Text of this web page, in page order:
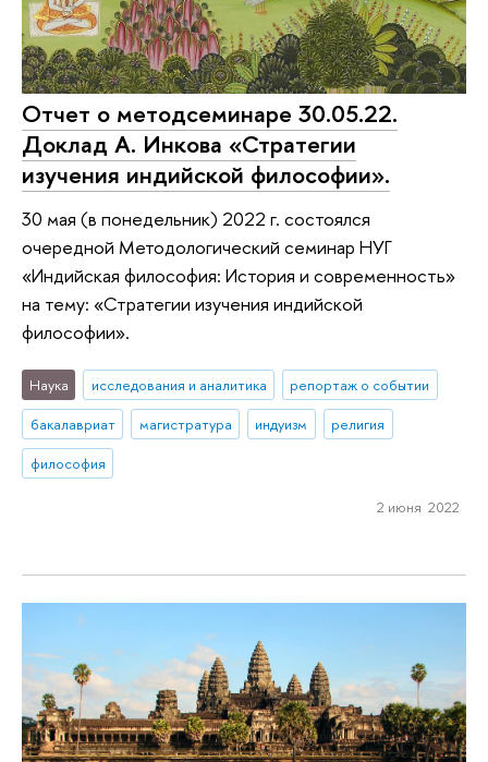
Отчет о методсеминаре 30.05.22.
Доклад А. Инкова «Стратегии
изучения индийской философии».
30 мая (в понедельник) 2022 г. состоялся
очередной Методологический семинар НУГ
«Индийская философия: История и современность»
на тему: «Стратегии изучения индийской
философии».
Наука исследования и аналитика
репортаж о событии
бакалавриат
магистратура индуизм
религия
философия
2 июня 2022